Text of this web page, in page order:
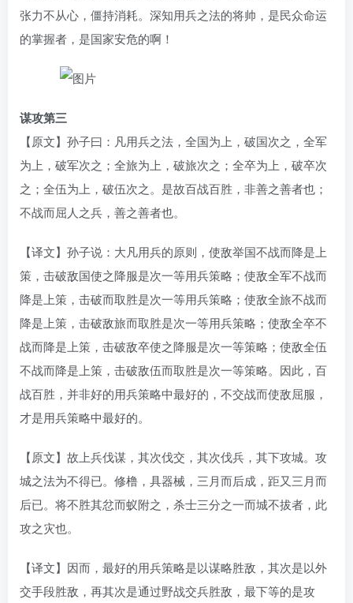
张力不从心，僵持消耗。深知用兵之法的将帅，是民众命运
的掌握者，是国家安危的啊！
谋攻第三
【原文】孙子曰：凡用兵之法，全国为上，破国次之，全军
为上，破军次之；全旅为上，破旅次之；全卒为上，破卒次
之；全伍为上，破伍次之。是故百战百胜，非善之善者也；
不战而屈人之兵，善之善者也。
【译文】孙子说：大凡用兵的原则，使敌举国不战而降是上
策，击破敌国使之降服是次一等用兵策略；使敌全军不战而
降是上策，击破而取胜是次一等用兵策略；使敌全旅不战而
降是上策，击破敌旅而取胜是次一等用兵策略；使敌全卒不
战而降是上策，击破敌卒使之降服是次一等策略；使敌全伍
不战而降是上策，击破敌伍而取胜是次一等策略。因此，百
战百胜，并非好的用兵策略中最好的，不交战而使敌屈服，
才是用兵策略中最好的。
【原文】故上兵伐谋，其次伐交，其次伐兵，其下攻城。攻
城之法为不得已。修橹，具器械，三月而后成，距又三月而
后已。将不胜其忿而蚁附之，杀士三分之一而城不拔者，此
攻之灾也。
【译文】因而，最好的用兵策略是以谋略胜敌，其次是以外
交手段胜敌，再其次是通过野战交兵胜敌，最下等的是攻